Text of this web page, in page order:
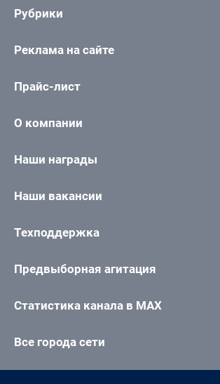
Рубрики
Реклама на сайте
Прайс-лист
О компании
Наши награды
Наши вакансии
Техподдержка
Предвыборная агитация
Статистика канала в MAX
Все города сети